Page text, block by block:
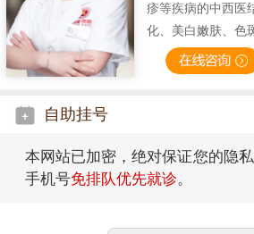
疹等疾病的中西医
化、美白嫩肤、色
自助挂号
本网站已加密，绝对保证您的隐
手机号免排队优先就诊。